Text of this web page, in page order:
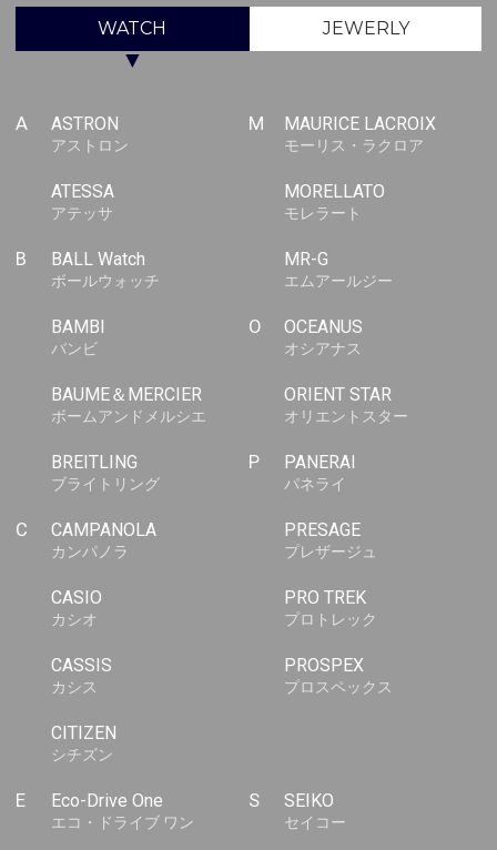
WATCH JEWERLY
▼
A ASTRON
アストロン
ATESSA
アテッサ
B BALL Watch
ボールウォッチ
BAMBI
バンビ
BAUME＆MERCIER
ボームアンドメルシエ
BREITLING
ブライトリング
C CAMPANOLA
カンパノラ
CASIO
カシオ
CASSIS
カシス
CITIZEN
シチズン
E Eco-Drive One
エコ・ドライブ ワン
M MAURICE LACROIX
モーリス・ラクロア
MORELLATO
モレラート
MR-G
エムアールジー
O OCEANUS
オシアナス
ORIENT STAR
オリエントスター
P PANERAI
パネライ
PRESAGE
プレザージュ
PRO TREK
プロトレック
PROSPEX
プロスペックス
S SEIKO
セイコー